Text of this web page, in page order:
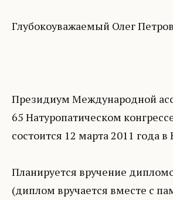
Глубокоуважаемый Олег
Президиум Международной
65 Натуропатическом
состоится 12 марта 2011 года
Планируется вручение
(диплом вручается вместе с